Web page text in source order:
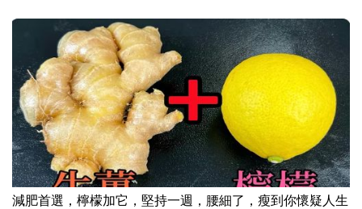
減肥首選，檸檬加它，堅持一週，腰細了，瘦到你懷疑人生